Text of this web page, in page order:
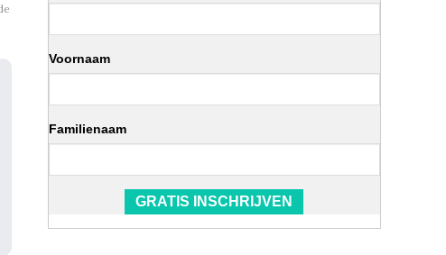
Voornaam
Familienaam
GRATIS INSCHRIJVEN